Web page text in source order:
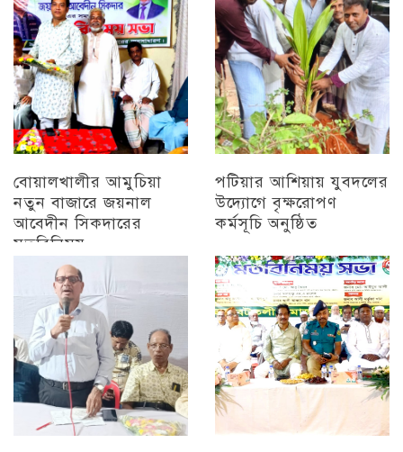
বোয়ালখালীর আমুচিয়া
নতুন বাজারে জয়নাল
আবেদীন সিকদারের
মতবিনিময়
চট্টগ্রাম
পটিয়ার আশিয়ায় যুবদলের
উদ্যোগে বৃক্ষরোপণ
কর্মসূচি অনুষ্ঠিত